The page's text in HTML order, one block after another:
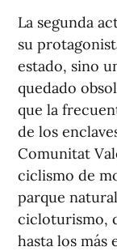
La segunda
su
estado, sino
quedado
que la
de los
Comunitat
ciclismo de
parque
cicloturismo,
hasta los más